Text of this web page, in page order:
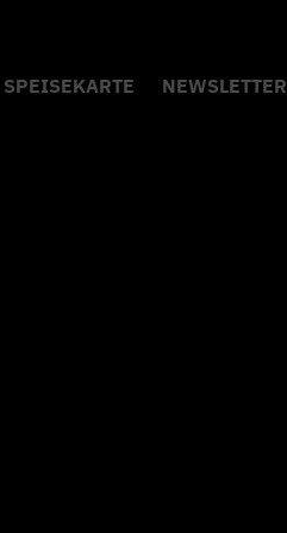
SPEISEKARTE NEWSLETTER